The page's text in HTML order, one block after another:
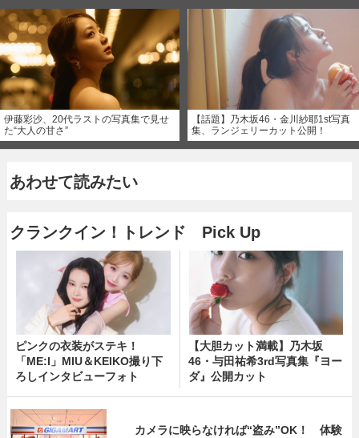
伊藤彩沙、20代ラストの写真集で見せ
た“大人の甘さ”
【話題】乃木坂46・金川紗耶1st写真
集、ランジェリーカット公開！
あわせて読みたい
クランクイン！トレンド Pick Up
ピンクの衣装がステキ！
「ME:I」MIU＆KEIKO撮り下
ろしインタビューフォト
【大胆カット満載】乃木坂
46・与田祐希3rd写真集『ヨー
ダ』公開カット
カメラに映らなければ“盗み”OK！ 体験